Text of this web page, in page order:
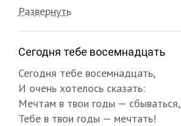
Развернуть
Сегодня тебе восемнадцать
Сегодня тебе восемнадцать,
И очень хотелось сказать:
Мечтам в твои годы — сбываться,
Тебе в твои годы — мечтать!